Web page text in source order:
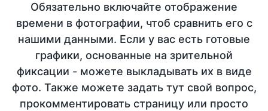
Обязательно включайте отображение
времени в фотографии, чтоб сравнить его с
нашими данными. Если у вас есть готовые
графики, основанные на зрительной
фиксации - можете выкладывать их в виде
фото. Также можете задать тут свой вопрос,
прокомментировать страницу или просто